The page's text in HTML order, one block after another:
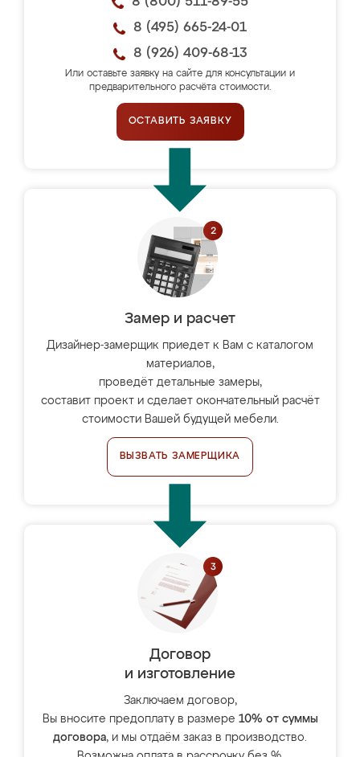
8 (495) 665-24-01
8 (926) 409-68-13
Или оставьте заявку на сайте для консультации и
предварительного расчёта стоимости.
ОСТАВИТЬ ЗАЯВКУ
Замер и расчет
Дизайнер-замерщик приедет к Вам с каталогом
материалов,
проведёт детальные замеры,
составит проект и сделает окончательный расчёт
стоимости Вашей будущей мебели.
ВЫЗВАТЬ ЗАМЕРЩИКА
Договор
и изготовление
Заключаем договор,
Вы вносите предоплату в размере 10% от суммы
договора, и мы отдаём заказ в производство.